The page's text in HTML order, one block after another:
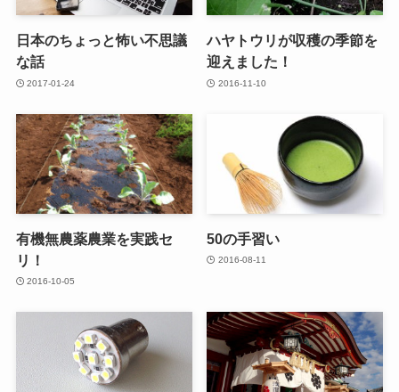
日本のちょっと怖い不思議
な話
2017-01-24
ハヤトウリが収穫の季節を
迎えました！
2016-11-10
有機無農薬農業を実践セ
リ！
2016-10-05
50の手習い
2016-08-11